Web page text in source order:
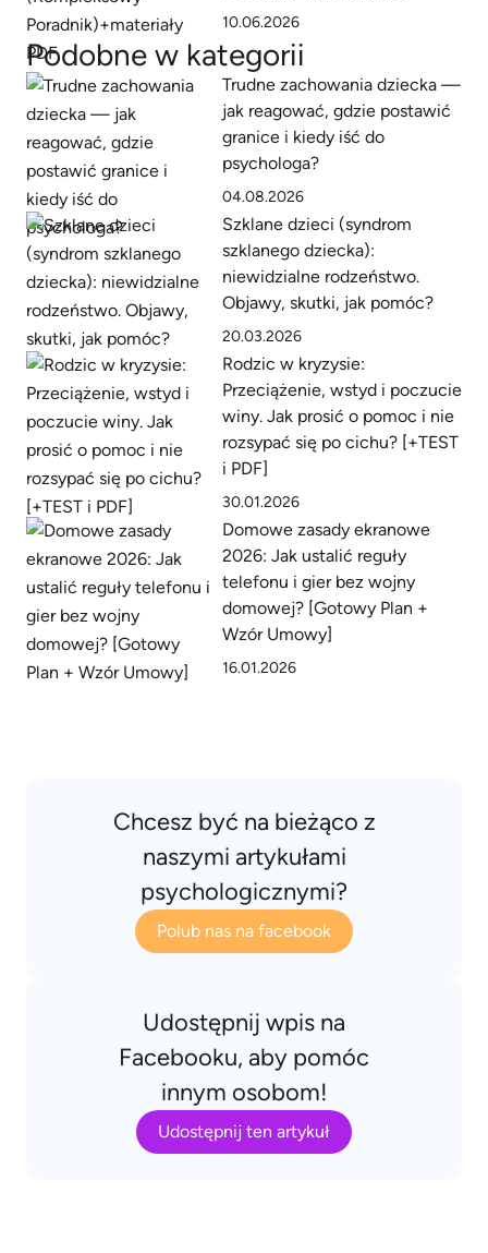
10.06.2026
Podobne w kategorii
Trudne zachowania dziecka —
jak reagować, gdzie postawić
granice i kiedy iść do
psychologa?
04.08.2026
Szklane dzieci (syndrom
szklanego dziecka):
niewidzialne rodzeństwo.
Objawy, skutki, jak pomóc?
20.03.2026
Rodzic w kryzysie:
Przeciążenie, wstyd i poczucie
winy. Jak prosić o pomoc i nie
rozsypać się po cichu? [+TEST
i PDF]
30.01.2026
Domowe zasady ekranowe
2026: Jak ustalić reguły
telefonu i gier bez wojny
domowej? [Gotowy Plan +
Wzór Umowy]
16.01.2026
Chcesz być na bieżąco z
naszymi artykułami
psychologicznymi?
Polub nas na facebook
Udostępnij wpis na
Facebooku, aby pomóc
innym osobom!
Udostępnij ten artykuł